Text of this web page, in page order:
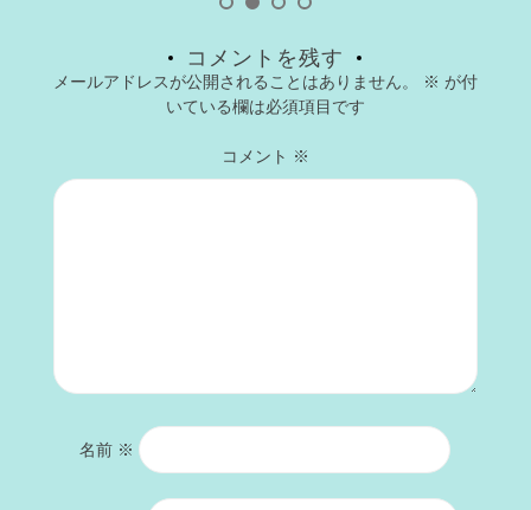
コメントを残す
メールアドレスが公開されることはありません。 ※ が付
いている欄は必須項目です
コメント ※
名前 ※